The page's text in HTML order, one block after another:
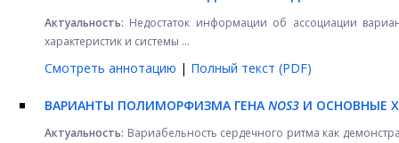
Актуальность: Недостаток информации об ассоциации
характеристик и системы ...
Смотреть аннотацию | Полный текст (PDF)
ВАРИАНТЫ ПОЛИМОРФИЗМА ГЕНА NOS3 И ОСНОВНЫЕ
Актуальность: Вариабельность сердечного ритма как